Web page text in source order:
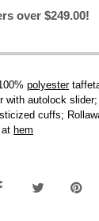
over $249.00!
polyester
with autolock
cuffs;
hem